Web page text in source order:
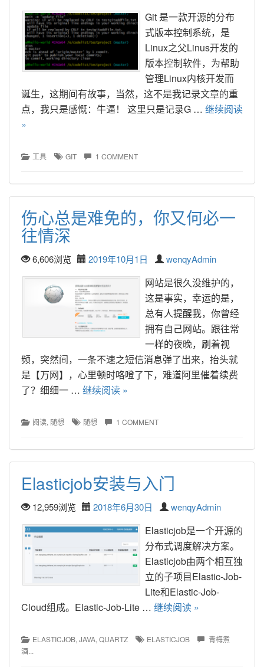
Git 是一款开源的分布
式版本控制系统，是
Linux之父Linus开发的
版本控制软件，为帮助
管理Linux内核开发而
诞生，这期间有故事，当然，这不是我记录文章的重
点，我只是感慨：牛逼！ 这里只是记录G … 继续阅读
»
工具 GIT 1 COMMENT
伤心总是难免的，你又何必一
往情深
6,606浏览 2019年10月1日 wenqyAdmin
网站是很久没维护的，
这是事实，幸运的是，
总有人提醒我，你曾经
拥有自己网站。跟往常
一样的夜晚，刷着视
频，突然间，一条不速之短信消息弹了出来，抬头就
是【万网】，心里顿时咯噔了下，难道阿里催着续费
了？细细一 … 继续阅读 »
阅读, 随想 随想 1 COMMENT
Elasticjob安装与入门
12,959浏览 2018年6月30日 wenqyAdmin
Elasticjob是一个开源的
分布式调度解决方案。
Elasticjob由两个相互独
立的子项目Elastic-Job-
Lite和Elastic-Job-
Cloud组成。Elastic-Job-Lite … 继续阅读 »
ELASTICJOB, JAVA, QUARTZ ELASTICJOB
青梅煮
酒...